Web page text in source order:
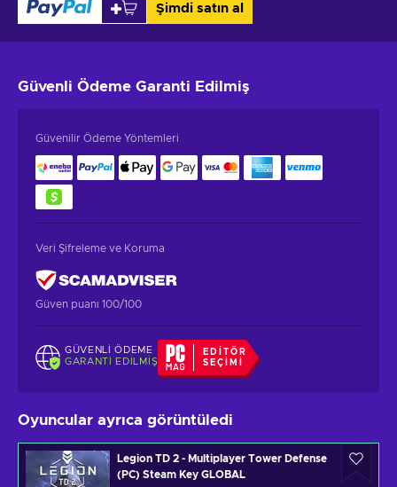
Şimdi satın al
Güvenli Ödeme Garanti Edilmiş
Güvenilir Ödeme Yöntemleri
Veri Şifreleme ve Koruma
Güven puanı 100/100
GÜVENLI ÖDEME
GARANTI EDILMIŞ
EDITÖR
SEÇIMI
Oyuncular ayrıca görüntüledi
Legion TD 2 - Multiplayer Tower Defense
(PC) Steam Key GLOBAL